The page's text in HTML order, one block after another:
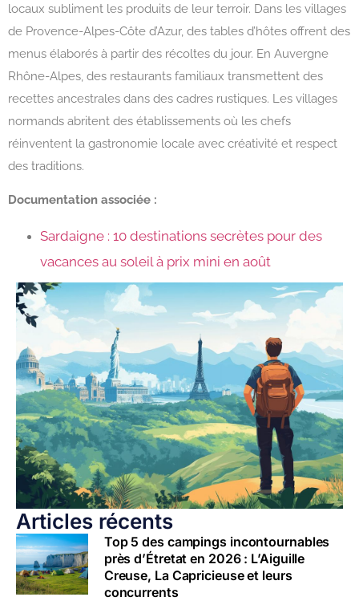
locaux subliment les produits de leur terroir. Dans les villages
de Provence-Alpes-Côte d’Azur, des tables d’hôtes offrent des
menus élaborés à partir des récoltes du jour. En Auvergne
Rhône-Alpes, des restaurants familiaux transmettent des
recettes ancestrales dans des cadres rustiques. Les villages
normands abritent des établissements où les chefs
réinventent la gastronomie locale avec créativité et respect
des traditions.
Documentation associée :
Sardaigne : 10 destinations secrètes pour des
vacances au soleil à prix mini en août
Articles récents
Top 5 des campings incontournables
près d’Étretat en 2026 : L’Aiguille
Creuse, La Capricieuse et leurs
concurrents